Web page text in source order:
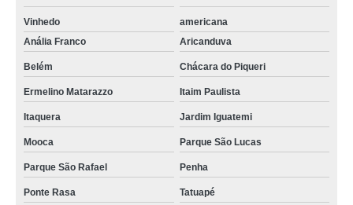
Vinhedo
americana
Anália Franco
Aricanduva
Belém Chácara do Piqueri
Ermelino Matarazzo Itaim Paulista
Itaquera Jardim Iguatemi
Mooca Parque São Lucas
Parque São Rafael Penha
Ponte Rasa Tatuapé